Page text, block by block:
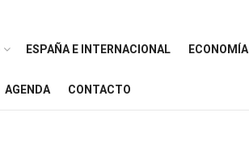
ESPAÑA E INTERNACIONAL ECONOMÍA
AGENDA CONTACTO